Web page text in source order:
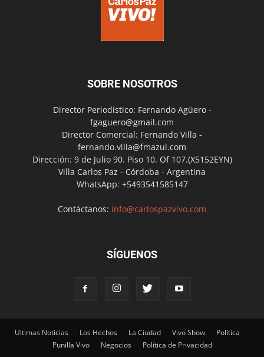
SOBRE NOSOTROS
Director Periodístico: Fernando Agüero -
fgaguero@gmail.com
Director Comercial: Fernando Villa -
fernando.villa@fmazul.com
Dirección: 9 de Julio 90. Piso 10. Of 107.(X5152EYN)
Villa Carlos Paz - Córdoba - Argentina
WhatsApp: +5493541585147
Contáctanos: info@carlospazvivo.com
SÍGUENOS
Ultimas Noticias Los Hechos La Ciudad Vivo Show
Política
Punilla Vivo
Negocios Política de Privacidad